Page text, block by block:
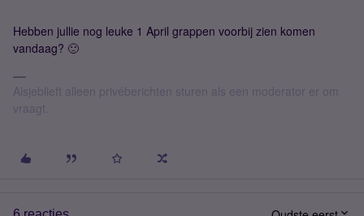
Hebben jullie nog leuke 1 April grappen voorbij zien komen
vandaag? 🙂
Alsjeblieft alleen privéberichten sturen als een moderator er om
vraagt.